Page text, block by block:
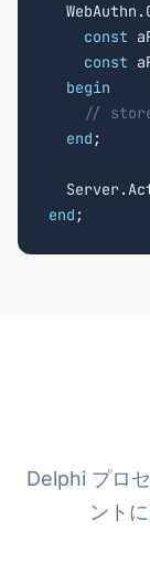
const
const
begin
//
end ;
end ;
Delphi プロ
ント